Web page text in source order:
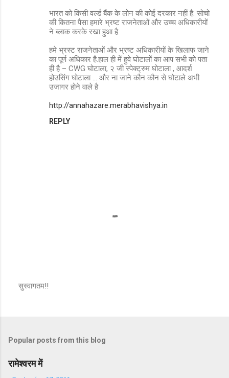
भारत को किसी वर्ल्ड बैंक के लोन की कोई दरकार नहीं है. सोचो
की कितना पैसा हमारे भ्रष्ट राजनेताओं और उच्च अधिकारीयों
ने ब्लाक करके रखा हुआ है.
हमे भ्रस्ट राजनेताओं और भ्रष्ट अधिकारीयों के खिलाफ जाने
का पूर्ण अधिकार है.हाल ही में हुवे घोटालों का आप सभी को पता
ही है – CWG घोटाला, २ जी स्पेक्ट्रुम घोटाला , आदर्श
होउसिंग घोटाला … और ना जाने कौन कौन से घोटाले अभी
उजागर होने वाले है
http://annahazare.merabhavishya.in
REPLY
C
m
m
सुस्वागतम!!
Popular posts from this blog
रामेश्वरम में